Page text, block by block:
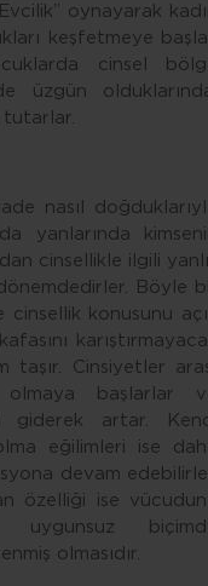
oynayarak
keşfetmeye
cinsel
üzgün
tutarlar.
nasıl
yanlarında
cinsellikle ilgili
Böyle
cinsellik konusunu
taşır. Cinsiyetler
olmaya başlarlar
giderek artar.
eğilimleri ise
devam
özelliği ise
uygunsuz
olmasıdır.